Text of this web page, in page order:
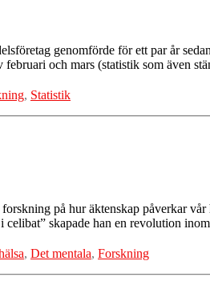
ett
geni!
genomförde för ett par år
och mars (statistik som även
, Statistik
på hur äktenskap påverkar
celibat” skapade han en revolution
, Det mentala, Forskning